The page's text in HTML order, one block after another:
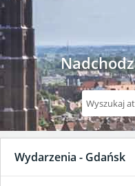
Wydarzenia - Gdańsk